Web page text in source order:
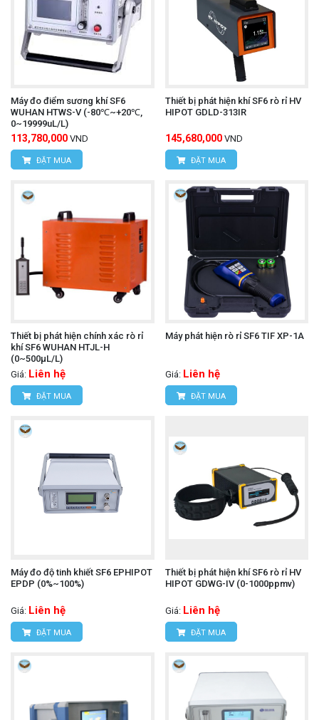
Máy đo điểm sương khí SF6
WUHAN HTWS-V (-80℃~+20℃,
0~19999uL/L)
113,780,000 VND
ĐẶT MUA
Thiết bị phát hiện khí SF6 rò rỉ HV
HIPOT GDLD-313IR
145,680,000 VND
ĐẶT MUA
Thiết bị phát hiện chính xác rò rỉ
khí SF6 WUHAN HTJL-H
(0~500μL/L)
Giá: Liên hệ
ĐẶT MUA
Máy phát hiện rò rỉ SF6 TIF XP-1A
Giá: Liên hệ
ĐẶT MUA
Máy đo độ tinh khiết SF6 EPHIPOT
EPDP (0%~100%)
Giá: Liên hệ
ĐẶT MUA
Thiết bị phát hiện khí SF6 rò rỉ HV
HIPOT GDWG-IV (0-1000ppmv)
Giá: Liên hệ
ĐẶT MUA